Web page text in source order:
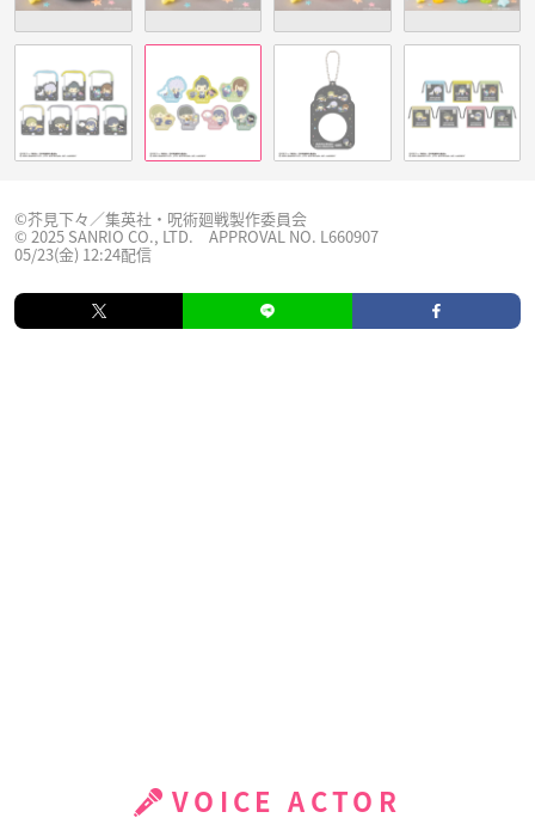
©芥見下々／集英社・呪術廻戦製作委員会
© 2025 SANRIO CO., LTD. APPROVAL NO. L660907
05/23(金) 12:24配信
VOICE ACTOR